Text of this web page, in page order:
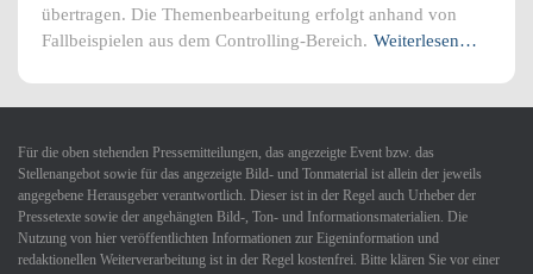
übertragen. Die Themenbearbeitung erfolgt anhand von
Fallbeispielen aus dem Controlling-Bereich. Weiterlesen…
Für die oben stehenden Pressemitteilungen, das angezeigte Event bzw. das
Stellenangebot sowie für das angezeigte Bild- und Tonmaterial ist allein der jeweils
angegebene Herausgeber verantwortlich. Dieser ist in der Regel auch Urheber der
Pressetexte sowie der angehängten Bild-, Ton- und Informationsmaterialien. Die
Nutzung von hier veröffentlichten Informationen zur Eigeninformation und
redaktionellen Weiterverarbeitung ist in der Regel kostenfrei. Bitte klären Sie vor einer